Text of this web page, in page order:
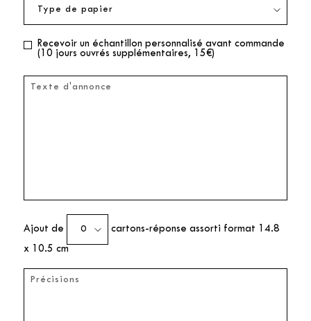
Recevoir un échantillon personnalisé avant commande
(10 jours ouvrés supplémentaires, 15€)
Ajout de cartons-réponse assorti format 14.8
x 10.5 cm